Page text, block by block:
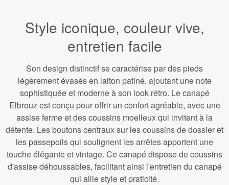
Style iconique, couleur vive,
entretien facile
Son design distinctif se caractérise par des pieds
légèrement évasés en laiton patiné, ajoutant une note
sophistiquée et moderne à son look rétro. Le canapé
Elbrouz est conçu pour offrir un confort agréable, avec une
assise ferme et des coussins moelleux qui invitent à la
détente. Les boutons centraux sur les coussins de dossier et
les passepoils qui soulignent les arrêtes apportent une
touche élégante et vintage. Ce canapé dispose de coussins
d'assise déhoussables, facilitant ainsi l'entretien du canapé
qui allie style et praticité.